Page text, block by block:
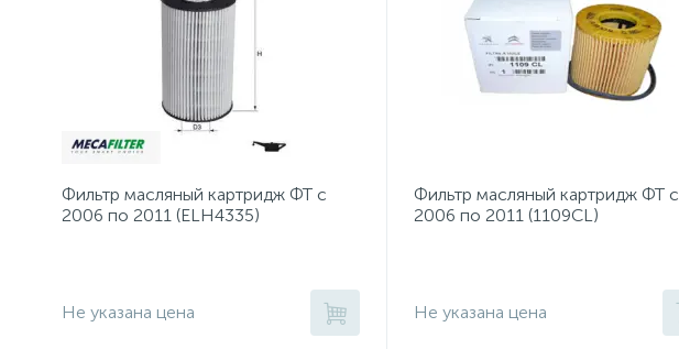
Фильтр масляный картридж ФТ с
2006 по 2011 (ELH4335)
Не указана цена
Фильтр масляный картридж ФТ c
2006 по 2011 (1109CL)
Не указана цена